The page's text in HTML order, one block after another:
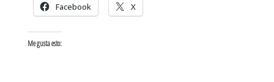
Facebook X
Me gusta esto: